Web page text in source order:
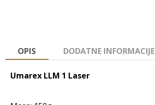
OPIS DODATNE INFORMACIJE
Umarex LLM 1 Laser